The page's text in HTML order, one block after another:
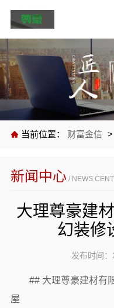
当前位置： 财富金信 >
新闻中心 / NEWS
大理尊豪建
幻装修
发布时间
## 大理尊豪建材有
屋